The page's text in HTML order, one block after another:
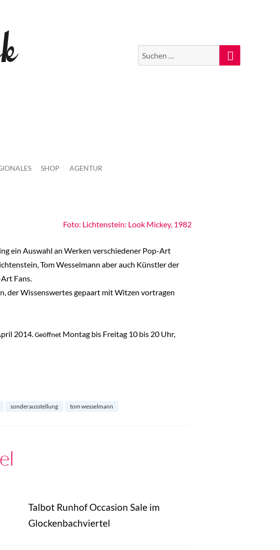
Suche
nach:
Suchen
SHOP AGENTUR
Foto: Lichtenstein: Look Mickey, 1982
ein Auswahl an Werken verschiedener Pop-Art
Tom Wesselmann aber auch Künstler der
Fans.
der Wissenswertes gepaart mit Witzen vortragen
2014. Geöffnet Montag bis Freitag 10 bis 20 Uhr,
sonderausstellung tom wesselmann
Talbot Runhof Occasion Sale im
Glockenbachviertel